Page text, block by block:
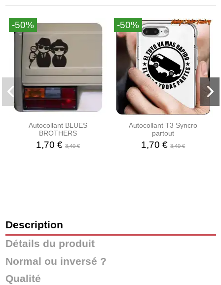
-50%
Autocollant BLUES
BROTHERS
1,70 € 3,40 €
-50%
Autocollant T3 Syncro
partout
1,70 €3,40 €
Description
Détails du produit
Normal ou inversé ?
Qualité